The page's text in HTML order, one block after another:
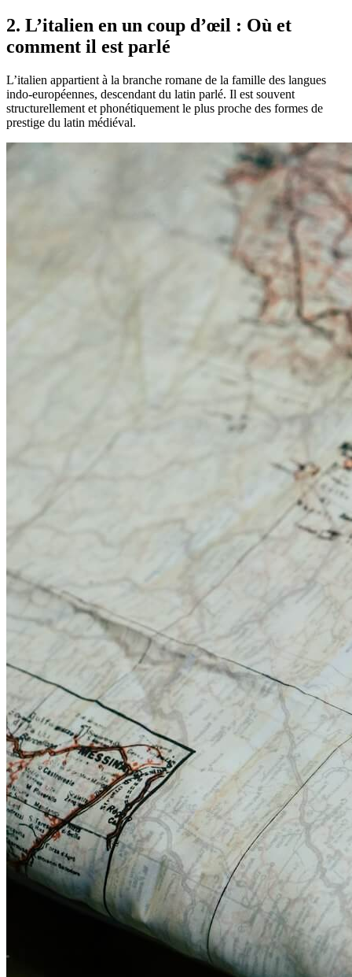
2. L’italien en un coup d’œil : Où et
comment il est parlé
L’italien appartient à la branche romane de la famille des langues
indo-européennes, descendant du latin parlé. Il est souvent
structurellement et phonétiquement le plus proche des formes de
prestige du latin médiéval.